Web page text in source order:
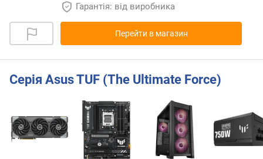
Гарантія: від виробника
Перейти в магазин
Серія Asus TUF (The Ultimate Force)